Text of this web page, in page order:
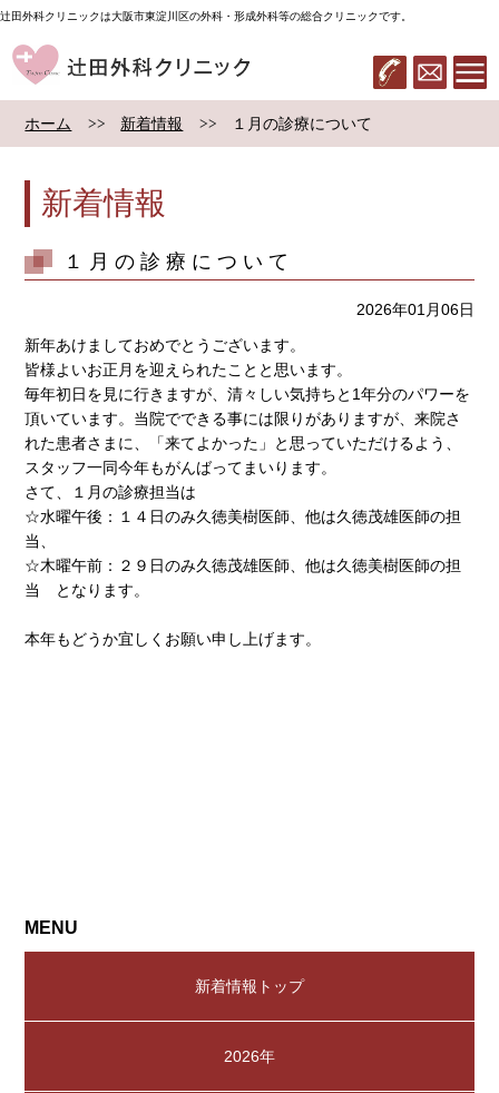
辻田外科クリニックは大阪市東淀川区の外科・形成外科等の総合クリニックです。
辻田外科クリニック
06-6322-
メール
ホーム 新着情報 １月の診療について
新着情報
１月の診療について
2026年01月06日
新年あけましておめでとうございます。
皆様よいお正月を迎えられたことと思います。
毎年初日を見に行きますが、清々しい気持ちと1年分のパワーを
頂いています。当院でできる事には限りがありますが、来院さ
れた患者さまに、「来てよかった」と思っていただけるよう、
スタッフ一同今年もがんばってまいります。
さて、１月の診療担当は
☆水曜午後：１４日のみ久徳美樹医師、他は久徳茂雄医師の担
当、
☆木曜午前：２９日のみ久徳茂雄医師、他は久徳美樹医師の担
当 となります。
本年もどうか宜しくお願い申し上げます。
MENU
新着情報トップ
2026年